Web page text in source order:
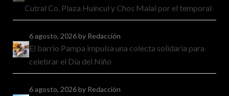
Cutral Co, Plaza Huincul y Chos Malal por el temporal
6 agosto, 2026by Redacción
El barrio Pampa impulsa una colecta solidaria para
celebrar el Día del Niño
6 agosto, 2026by Redacción